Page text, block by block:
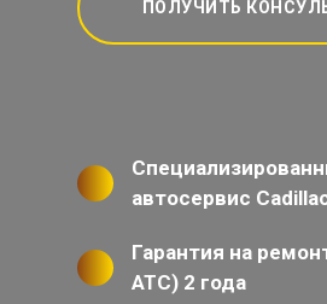
ПОЛУЧИТЬ
автосервис
Гарантия на
АТС) 2 года